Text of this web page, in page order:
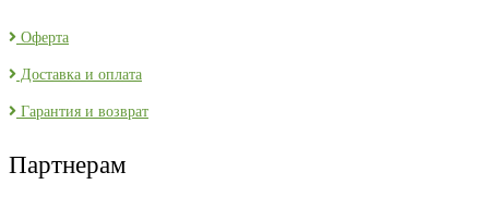
Оферта
Доставка и оплата
Гарантия и возврат
Партнерам